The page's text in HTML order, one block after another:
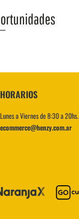
VER MÁS
HORARIOS
Lunes a Viernes de 8:30 a 20hs.
ecommerce@henzy.com.ar